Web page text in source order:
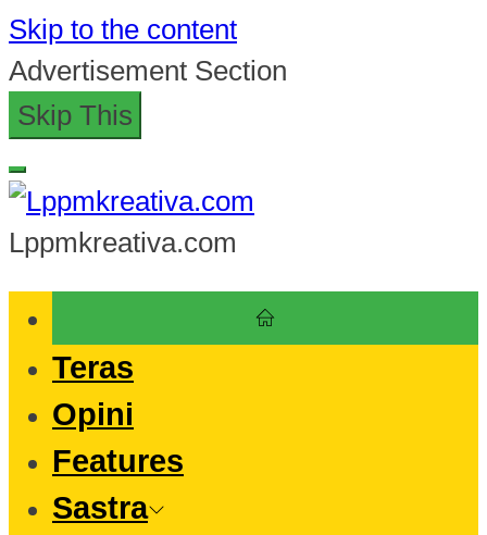
Skip to the content
Advertisement Section
Skip This
Lppmkreativa.com
Teras
Opini
Features
Sastra